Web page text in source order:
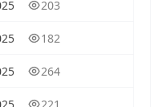
смотреть сегодня,
на колесах
203
182
264
221